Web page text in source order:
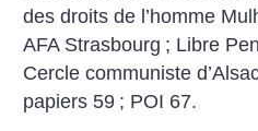
des droits de l’homme
AFA Strasbourg ; Libre
Cercle communiste
papiers 59 ; POI 67.